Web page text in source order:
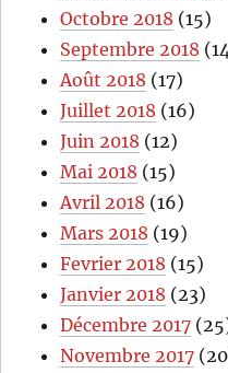
Octobre 2018 (15)
Septembre 2018
Août 2018 (17)
Juillet 2018 (16)
Juin 2018 (12)
Mai 2018 (15)
Avril 2018 (16)
Mars 2018 (19)
Fevrier 2018 (15)
Janvier 2018 (23)
Décembre 2017
Novembre 2017